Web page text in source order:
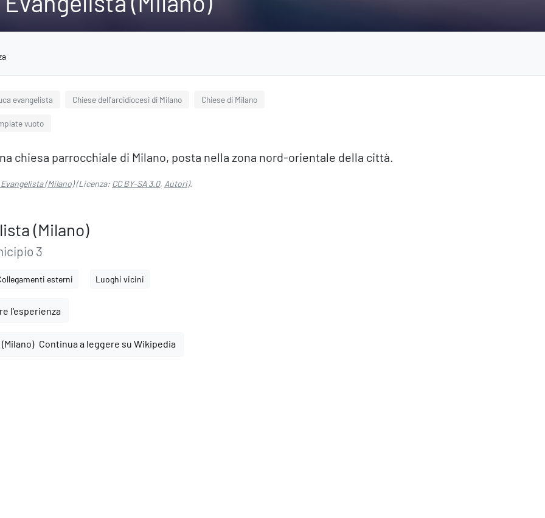
evangelista Chiese dell'arcidiocesi di Milano Chiese di Milano
vuoto
chiesa parrocchiale di Milano, posta nella zona nord-orientale della città.
(Milano)(Licenza: CC BY-SA 3.0, Autori).
(Milano)
3
esterni Luoghi vicini
l'esperienza
Continua a leggere su Wikipedia